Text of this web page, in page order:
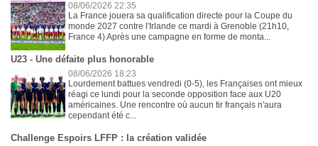
08/06/2026 22:35
La France jouera sa qualification directe pour la Coupe du
monde 2027 contre l'Irlande ce mardi à Grenoble (21h10,
France 4) Après une campagne en forme de monta...
U23 - Une défaite plus honorable
08/06/2026 18:23
Lourdement battues vendredi (0-5), les Françaises ont mieux
réagi ce lundi pour la seconde opposition face aux U20
américaines. Une rencontre où aucun tir français n'aura
cependant été c...
Challenge Espoirs LFFP : la création validée